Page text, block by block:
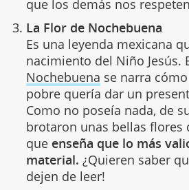
que los demás nos
La Flor de Nochebuena
Es una leyenda mexicana
nacimiento del Niño Jesús.
Nochebuena se narra
pobre quería dar un
Como no poseía nada, de
brotaron unas bellas flores
que enseña que lo más
material. ¿Quieren saber
dejen de leer!